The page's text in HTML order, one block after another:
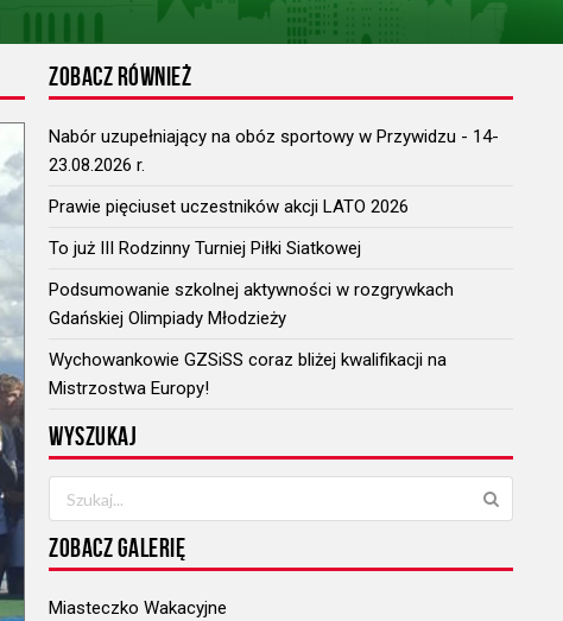
ZOBACZ RÓWNIEŻ
Nabór uzupełniający na obóz sportowy w Przywidzu - 14-
23.08.2026 r.
Prawie pięciuset uczestników akcji LATO 2026
To już III Rodzinny Turniej Piłki Siatkowej
Podsumowanie szkolnej aktywności w rozgrywkach
Gdańskiej Olimpiady Młodzieży
Wychowankowie GZSiSS coraz bliżej kwalifikacji na
Mistrzostwa Europy!
WYSZUKAJ
ZOBACZ GALERIĘ
Miasteczko Wakacyjne